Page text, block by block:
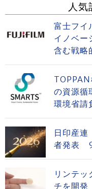
人
富士フ
イノベー
含む戦略
の資源循
環境省請
日印産
者発表 9
リンテ
チを開